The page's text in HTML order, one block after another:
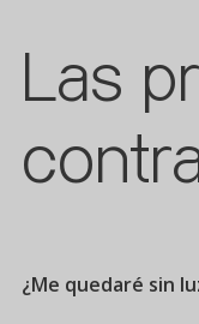
Las
¿Me quedaré sin